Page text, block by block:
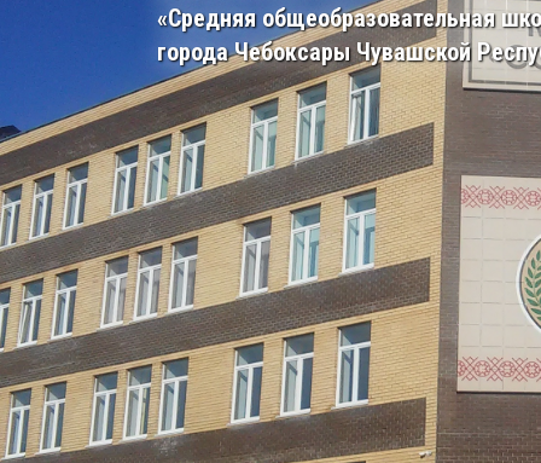
«Средняя общеобразовательная
города Чебоксары Чувашской